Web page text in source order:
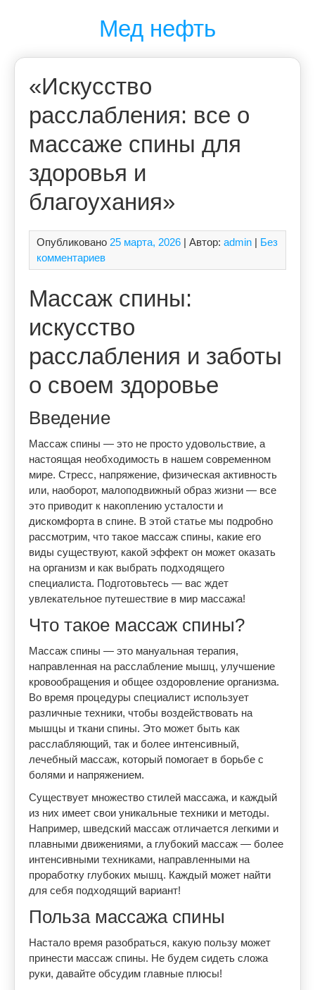
Мед нефть
«Искусство
расслабления: все о
массаже спины для
здоровья и
благоухания»
Опубликовано 25 марта, 2026 | Автор: admin | Без
комментариев
Массаж спины:
искусство
расслабления и заботы
о своем здоровье
Введение
Массаж спины — это не просто удовольствие, а
настоящая необходимость в нашем современном
мире. Стресс, напряжение, физическая активность
или, наоборот, малоподвижный образ жизни — все
это приводит к накоплению усталости и
дискомфорта в спине. В этой статье мы подробно
рассмотрим, что такое массаж спины, какие его
виды существуют, какой эффект он может оказать
на организм и как выбрать подходящего
специалиста. Подготовьтесь — вас ждет
увлекательное путешествие в мир массажа!
Что такое массаж спины?
Массаж спины — это мануальная терапия,
направленная на расслабление мышц, улучшение
кровообращения и общее оздоровление организма.
Во время процедуры специалист использует
различные техники, чтобы воздействовать на
мышцы и ткани спины. Это может быть как
расслабляющий, так и более интенсивный,
лечебный массаж, который помогает в борьбе с
болями и напряжением.
Существует множество стилей массажа, и каждый
из них имеет свои уникальные техники и методы.
Например, шведский массаж отличается легкими и
плавными движениями, а глубокий массаж — более
интенсивными техниками, направленными на
проработку глубоких мышц. Каждый может найти
для себя подходящий вариант!
Польза массажа спины
Настало время разобраться, какую пользу может
принести массаж спины. Не будем сидеть сложа
руки, давайте обсудим главные плюсы!